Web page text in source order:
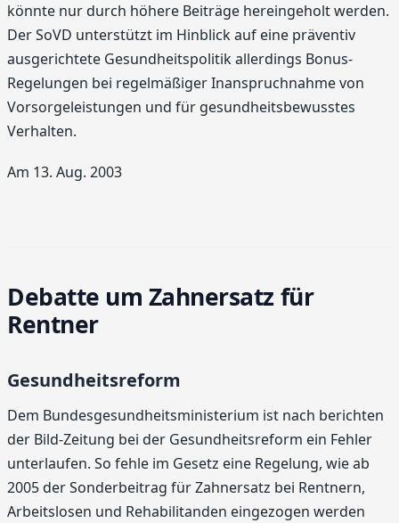
könnte nur durch höhere Beiträge hereingeholt werden.
Der SoVD unterstützt im Hinblick auf eine präventiv
ausgerichtete Gesundheitspolitik allerdings Bonus-
Regelungen bei regelmäßiger Inanspruchnahme von
Vorsorgeleistungen und für gesundheitsbewusstes
Verhalten.
Am 13. Aug. 2003
Debatte um Zahnersatz für
Rentner
Gesundheitsreform
Dem Bundesgesundheitsministerium ist nach berichten
der Bild-Zeitung bei der Gesundheitsreform ein Fehler
unterlaufen. So fehle im Gesetz eine Regelung, wie ab
2005 der Sonderbeitrag für Zahnersatz bei Rentnern,
Arbeitslosen und Rehabilitanden eingezogen werden